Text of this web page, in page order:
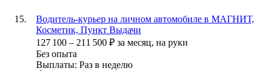
Водитель-курьер на личном автомобиле в МАГНИТ,
Косметик, Пункт Выдачи
127 100 – 211 500 ₽ за месяц, на руки
Без опыта
Выплаты: Раз в неделю